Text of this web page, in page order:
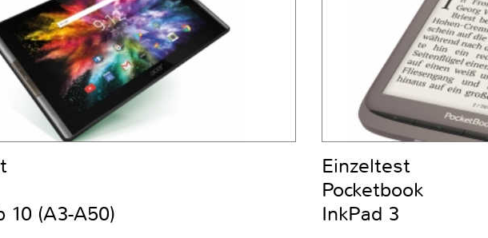
10 (A3-A50)
Einzeltest
Pocketbook
InkPad 3